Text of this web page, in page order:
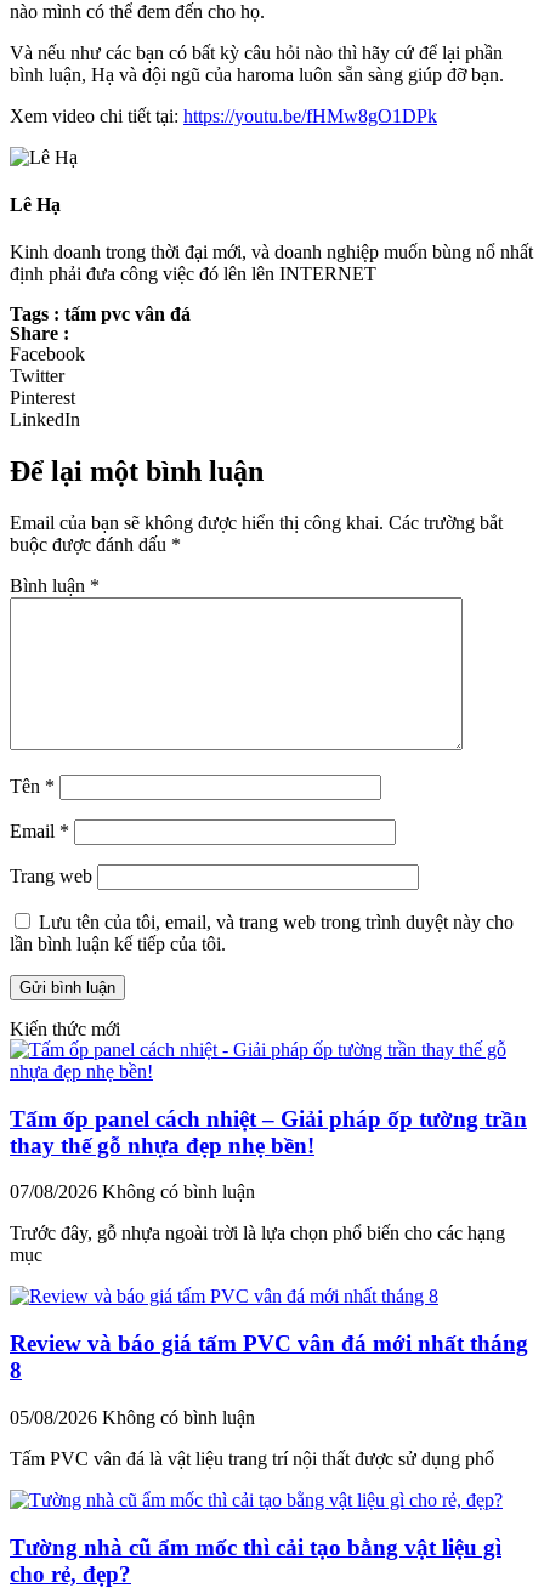
nào mình có thể đem đến cho họ.
Và nếu như các bạn có bất kỳ câu hỏi nào thì hãy cứ để lại phần
bình luận, Hạ và đội ngũ của haroma luôn sẵn sàng giúp đỡ bạn.
Xem video chi tiết tại: https://youtu.be/fHMw8gO1DPk
Lê Hạ
Kinh doanh trong thời đại mới, và doanh nghiệp muốn bùng nổ nhất
định phải đưa công việc đó lên lên INTERNET
Tags : tấm pvc vân đá
Share :
Facebook
Twitter
Pinterest
LinkedIn
Để lại một bình luận
Email của bạn sẽ không được hiển thị công khai. Các trường bắt
buộc được đánh dấu *
Bình luận *
Tên *
Email *
Trang web
Lưu tên của tôi, email, và trang web trong trình duyệt này cho
lần bình luận kế tiếp của tôi.
Kiến thức mới
Tấm ốp panel cách nhiệt – Giải pháp ốp tường trần
thay thế gỗ nhựa đẹp nhẹ bền!
07/08/2026 Không có bình luận
Trước đây, gỗ nhựa ngoài trời là lựa chọn phổ biến cho các hạng
mục
Review và báo giá tấm PVC vân đá mới nhất tháng
8
05/08/2026 Không có bình luận
Tấm PVC vân đá là vật liệu trang trí nội thất được sử dụng phổ
Tường nhà cũ ẩm mốc thì cải tạo bằng vật liệu gì
cho rẻ, đẹp?